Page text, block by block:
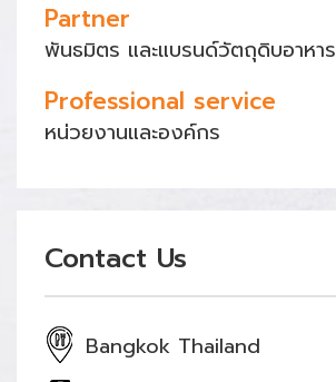
Partner
พันธมิตร และแบรนด์วัตถุดิบอาหาร
Professional service
หน่วยงานและองค์กร
Contact Us
Bangkok Thailand